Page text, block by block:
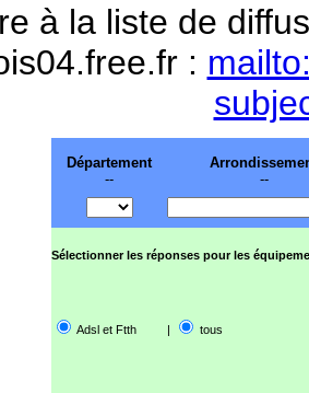
à la liste de
:
Département
--
--
Sélectionner les réponses pour les
Adsl et Ftth | tous